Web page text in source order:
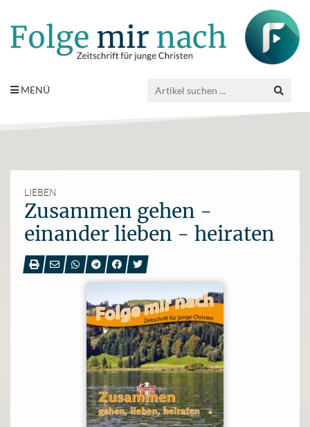
MENÜ
LIEBEN
Zusammen gehen -
einander lieben - heiraten